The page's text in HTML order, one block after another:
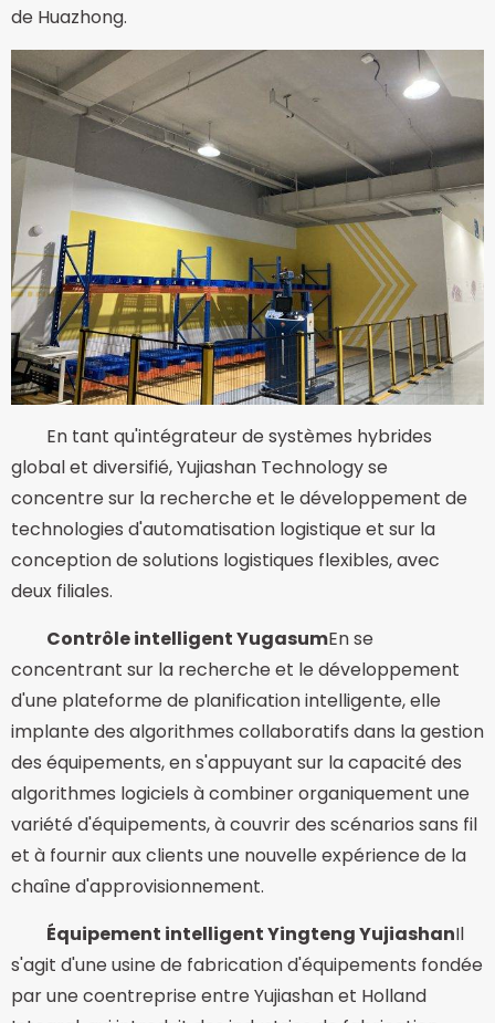
de Huazhong.
En tant qu'intégrateur de systèmes hybrides
global et diversifié, Yujiashan Technology se
concentre sur la recherche et le développement de
technologies d'automatisation logistique et sur la
conception de solutions logistiques flexibles, avec
deux filiales.
Contrôle intelligent YugasumEn se
concentrant sur la recherche et le développement
d'une plateforme de planification intelligente, elle
implante des algorithmes collaboratifs dans la gestion
des équipements, en s'appuyant sur la capacité des
algorithmes logiciels à combiner organiquement une
variété d'équipements, à couvrir des scénarios sans fil
et à fournir aux clients une nouvelle expérience de la
chaîne d'approvisionnement.
Équipement intelligent Yingteng YujiashanIl
s'agit d'une usine de fabrication d'équipements fondée
par une coentreprise entre Yujiashan et Holland